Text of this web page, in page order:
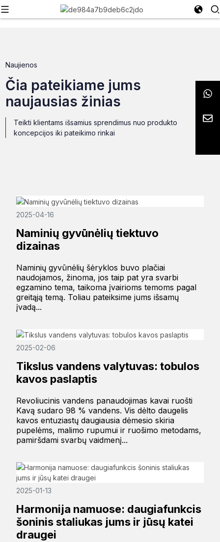
Naujienos
Čia pateikiame jums
naujausias žinias
Teikti klientams išsamius sprendimus nuo produkto
koncepcijos iki pateikimo rinkai
2025-04-16
Naminių gyvūnėlių tiektuvo
dizainas
Naminių gyvūnėlių šėryklos buvo plačiai
naudojamos, žinoma, jos taip pat yra svarbi
egzamino tema, taikoma įvairioms temoms pagal
greitąją temą. Toliau pateiksime jums išsamų
įvadą...
2025-02-06
Tikslus vandens valytuvas: tobulos
kavos paslaptis
Revoliucinis vandens panaudojimas kavai ruošti
Kavą sudaro 98 % vandens. Vis dėlto daugelis
kavos entuziastų daugiausia dėmesio skiria
pupelėms, malimo rupumui ir ruošimo metodams,
pamiršdami svarbų vaidmenį...
2025-01-13
Harmonija namuose: daugiafunkcis
šoninis staliukas jums ir jūsų katei
draugei